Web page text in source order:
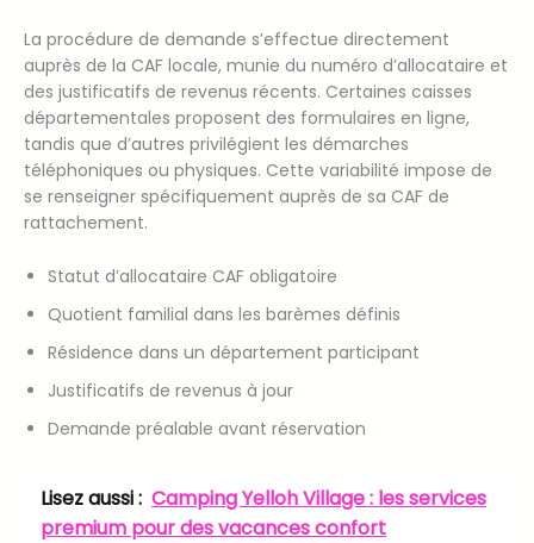
La procédure de demande s’effectue directement
auprès de la CAF locale, munie du numéro d’allocataire et
des justificatifs de revenus récents. Certaines caisses
départementales proposent des formulaires en ligne,
tandis que d’autres privilégient les démarches
téléphoniques ou physiques. Cette variabilité impose de
se renseigner spécifiquement auprès de sa CAF de
rattachement.
Statut d’allocataire CAF obligatoire
Quotient familial dans les barèmes définis
Résidence dans un département participant
Justificatifs de revenus à jour
Demande préalable avant réservation
Lisez aussi : Camping Yelloh Village : les services
premium pour des vacances confort